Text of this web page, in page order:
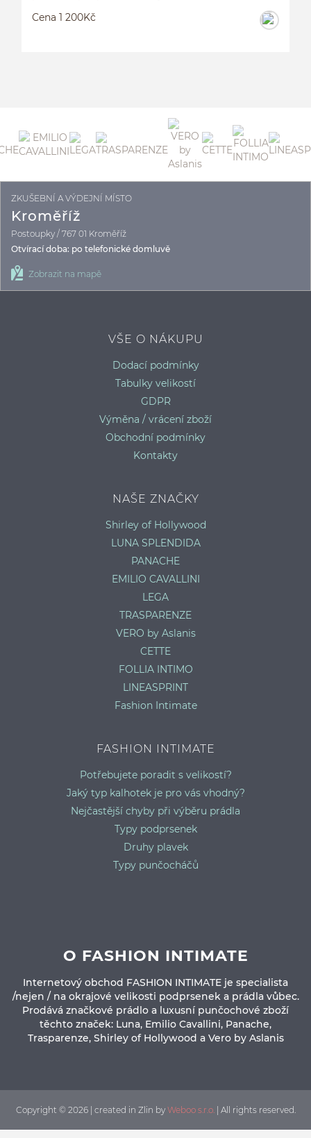
Cena 1 200Kč
ZKUŠEBNÍ A VÝDEJNÍ MÍSTO
Kroměříž
Postoupky / 767 01 Kroměříž
Otvírací doba: po telefonické domluvě
Zobrazit na mapě
VŠE O NÁKUPU
Dodací podmínky
Tabulky velikostí
GDPR
Výměna / vrácení zboží
Obchodní podmínky
Kontakty
NAŠE ZNAČKY
Shirley of Hollywood
LUNA SPLENDIDA
PANACHE
EMILIO CAVALLINI
LEGA
TRASPARENZE
VERO by Aslanis
CETTE
FOLLIA INTIMO
LINEASPRINT
Fashion Intimate
FASHION INTIMATE
Potřebujete poradit s velikostí?
Jaký typ kalhotek je pro vás vhodný?
Nejčastější chyby při výběru prádla
Typy podprsenek
Druhy plavek
Typy punčocháčů
O FASHION INTIMATE
Internetový obchod FASHION INTIMATE je specialista
/nejen / na okrajové velikosti podprsenek a prádla vůbec.
Prodává značkové prádlo a luxusní punčochové zboží
těchto značek: Luna, Emilio Cavallini, Panache,
Trasparenze, Shirley of Hollywood a Vero by Aslanis
Copyright © 2026 | created in Zlin by Weboo s.r.o. | All rights reserved.